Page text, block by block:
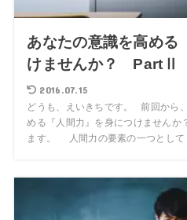
あなたの意識を高める
けませんか？ PartⅡ
2016.07.15
どうも、えいきちです。 前回から
める『人間力』を身につけません
ます。 人間力の要素の一つとして